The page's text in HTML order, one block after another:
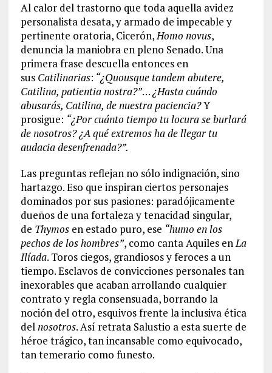
Al calor del trastorno que toda aquella avidez
personalista desata, y armado de impecable y
pertinente oratoria, Cicerón,Homo novus,
denuncia la maniobra en pleno Senado. Una
primera frase descuella entonces en
sus Catilinarias: “¿Quousque tandem abutere,
Catilina, patientia nostra?”…¿Hasta cuándo
abusarás, Catilina, de nuestra paciencia?Y
prosigue: “¿Por cuánto tiempo tu locura se burlará
de nosotros? ¿A qué extremos ha de llegar tu
audacia desenfrenada?”.
Las preguntas reflejan no sólo indignación, sino
hartazgo. Eso que inspiran ciertos personajes
dominados por sus pasiones: paradójicamente
dueños de una fortaleza y tenacidad singular,
de Thymosen estado puro, ese “humo en los
pechos de los hombres”, como canta Aquiles enLa
Ilíada. Toros ciegos, grandiosos y feroces a un
tiempo. Esclavos de convicciones personales tan
inexorables que acaban arrollando cualquier
contrato y regla consensuada, borrando la
noción del otro, esquivos frente la inclusiva ética
delnosotros. Así retrata Salustio a esta suerte de
héroe trágico, tan incansable como equivocado,
tan temerario como funesto.